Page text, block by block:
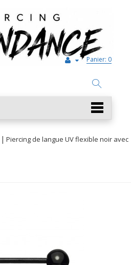
Panier: 0
Piercing de langue UV flexible noir avec